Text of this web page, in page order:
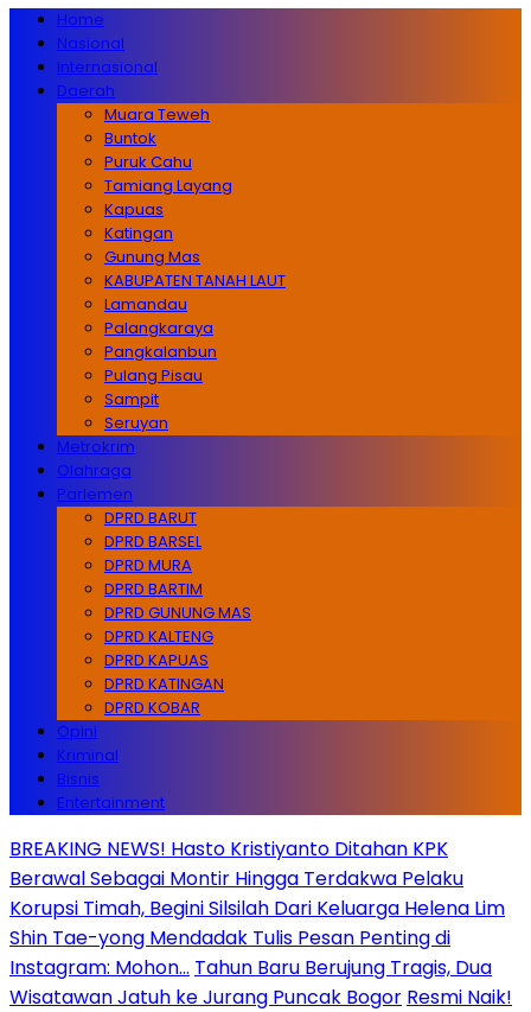
Home
Nasional
Internasional
Daerah
Muara Teweh
Buntok
Puruk Cahu
Tamiang Layang
Kapuas
Katingan
Gunung Mas
KABUPATEN TANAH LAUT
Lamandau
Palangkaraya
Pangkalanbun
Pulang Pisau
Sampit
Seruyan
Metrokrim
Olahraga
Parlemen
DPRD BARUT
DPRD BARSEL
DPRD MURA
DPRD BARTIM
DPRD GUNUNG MAS
DPRD KALTENG
DPRD KAPUAS
DPRD KATINGAN
DPRD KOBAR
Opini
Kriminal
Bisnis
Entertainment
BREAKING NEWS! Hasto Kristiyanto Ditahan KPK
Berawal Sebagai Montir Hingga Terdakwa Pelaku
Korupsi Timah, Begini Silsilah Dari Keluarga Helena Lim
Shin Tae-yong Mendadak Tulis Pesan Penting di
Instagram: Mohon… Tahun Baru Berujung Tragis, Dua
Wisatawan Jatuh ke Jurang Puncak Bogor Resmi Naik!